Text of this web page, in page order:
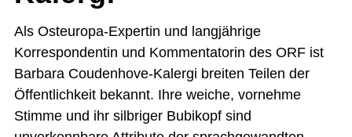
Als Osteuropa-Expertin und langjährige
Korrespondentin und Kommentatorin des ORF ist
Barbara Coudenhove-Kalergi breiten Teilen der
Öffentlichkeit bekannt. Ihre weiche, vornehme
Stimme und ihr silbriger Bubikopf sind